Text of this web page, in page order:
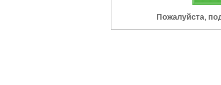
Пожалуйста,